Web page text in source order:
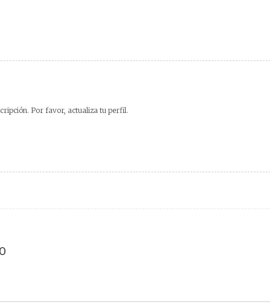
Por favor, actualiza tu perfil.